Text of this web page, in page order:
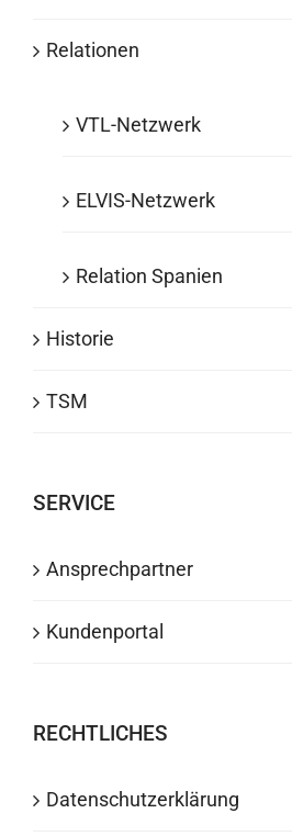
Relationen
VTL-Netzwerk
ELVIS-Netzwerk
Relation Spanien
Historie
TSM
SERVICE
Ansprechpartner
Kundenportal
RECHTLICHES
Datenschutzerklärung